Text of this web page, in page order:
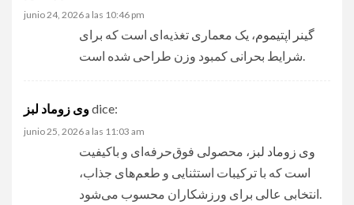
junio 24, 2026 a las 10:46 pm
گینر اپتیموم، یک معماری تغذیه‌ای است که برای
وی زوماد لبز dice:
junio 25, 2026 a las 11:03 am
وی زوماد لبز ، محصولی فوق‌حرفه‌ای و باکیفیت
است که با ترکیبات استثنایی و طعم‌های جذاب،